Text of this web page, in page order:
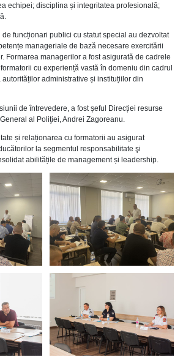
echipei; disciplina și integritatea profesională;
funcționari publici cu statut special au dezvoltat
manageriale de bază necesare exercitării
Formarea managerilor a fost asigurată de cadrele
cu experiență vastă în domeniu din cadrul
administrative și instituțiilor din
de întrevedere, a fost șeful Direcției resurse
al Poliţiei, Andrei Zagoreanu.
și relaționarea cu formatorii au asigurat
la segmentul responsabilitate şi
abilitățile de management și leadership.